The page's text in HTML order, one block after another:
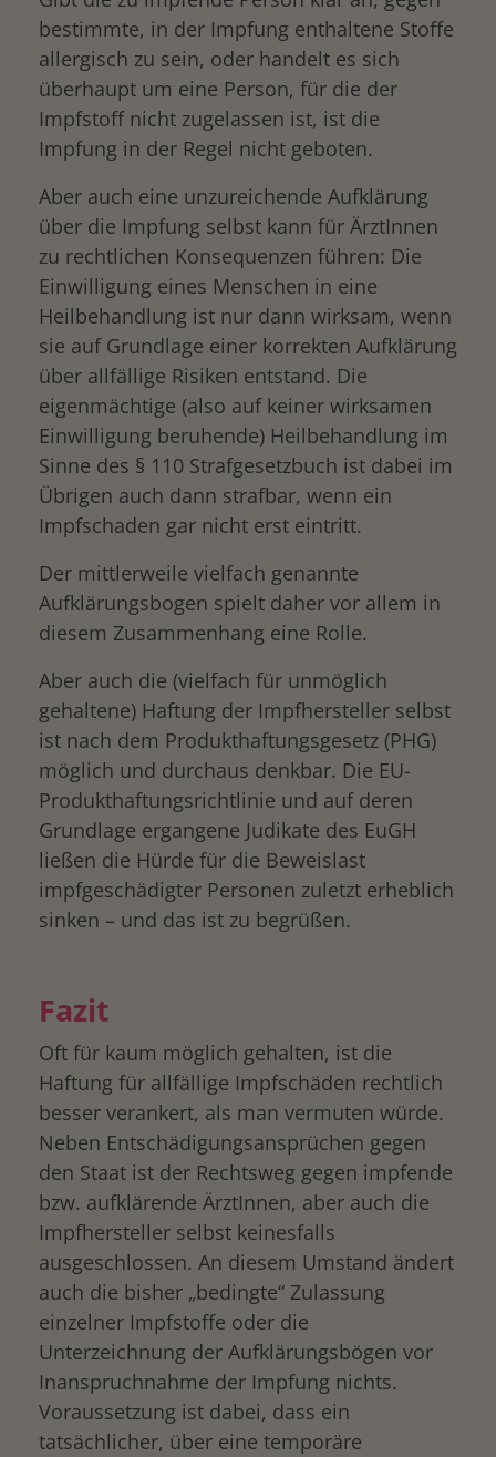
bestimmte, in der Impfung enthaltene Stoffe
allergisch zu sein, oder handelt es sich
überhaupt um eine Person, für die der
Impfstoff nicht zugelassen ist, ist die
Impfung in der Regel nicht geboten.
Aber auch eine unzureichende Aufklärung
über die Impfung selbst kann für ÄrztInnen
zu rechtlichen Konsequenzen führen: Die
Einwilligung eines Menschen in eine
Heilbehandlung ist nur dann wirksam, wenn
sie auf Grundlage einer korrekten Aufklärung
über allfällige Risiken entstand. Die
eigenmächtige (also auf keiner wirksamen
Einwilligung beruhende) Heilbehandlung im
Sinne des § 110 Strafgesetzbuch ist dabei im
Übrigen auch dann strafbar, wenn ein
Impfschaden gar nicht erst eintritt.
Der mittlerweile vielfach genannte
Aufklärungsbogen spielt daher vor allem in
diesem Zusammenhang eine Rolle.
Aber auch die (vielfach für unmöglich
gehaltene) Haftung der Impfhersteller selbst
ist nach dem Produkthaftungsgesetz (PHG)
möglich und durchaus denkbar. Die EU-
Produkthaftungsrichtlinie und auf deren
Grundlage ergangene Judikate des EuGH
ließen die Hürde für die Beweislast
impfgeschädigter Personen zuletzt erheblich
sinken – und das ist zu begrüßen.
Fazit
Oft für kaum möglich gehalten, ist die
Haftung für allfällige Impfschäden rechtlich
besser verankert, als man vermuten würde.
Neben Entschädigungsansprüchen gegen
den Staat ist der Rechtsweg gegen impfende
bzw. aufklärende ÄrztInnen, aber auch die
Impfhersteller selbst keinesfalls
ausgeschlossen. An diesem Umstand ändert
auch die bisher „bedingte“ Zulassung
einzelner Impfstoffe oder die
Unterzeichnung der Aufklärungsbögen vor
Inanspruchnahme der Impfung nichts.
Voraussetzung ist dabei, dass ein
tatsächlicher, über eine temporäre